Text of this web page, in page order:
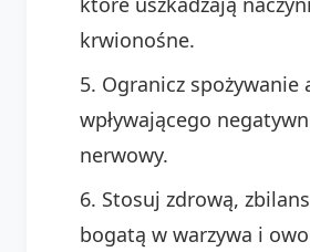
krwionośne.
Ogranicz spożywanie
wpływającego
nerwowy.
Stosuj zdrową,
bogatą w warzywa i